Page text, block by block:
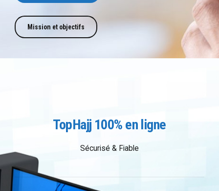
Mission et objectifs
TopHajj 100% en ligne
Sécurisé & Fiable